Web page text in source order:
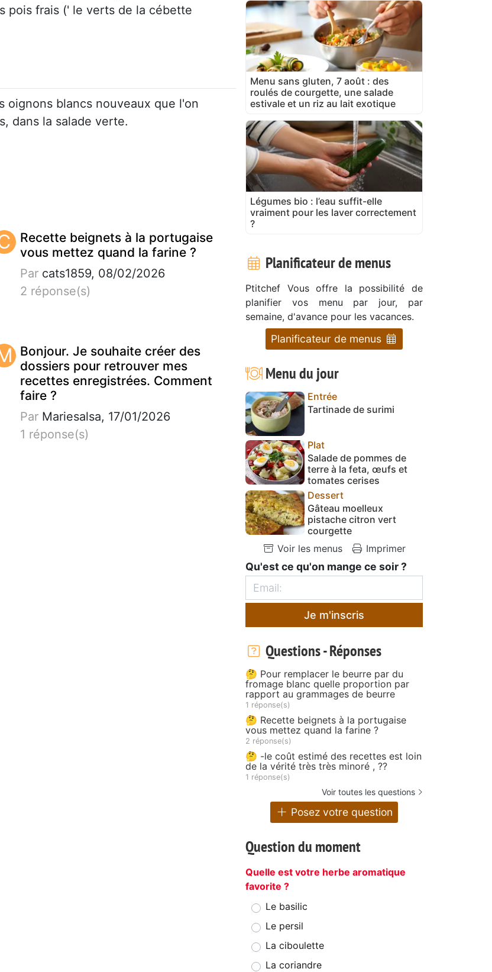
pois frais (' le verts de la cébette
oignons blancs nouveaux que l'on
dans la salade verte.
Recette beignets à la portugaise
vous mettez quand la farine ?
Parcats1859, 08/02/2026
2 réponse(s)
Bonjour. Je souhaite créer des
dossiers pour retrouver mes
recettes enregistrées. Comment
faire ?
ParMariesalsa, 17/01/2026
1 réponse(s)
Menu sans gluten, 7 août : des
roulés de courgette, une salade
estivale et un riz au lait exotique
Légumes bio : l’eau suffit-elle
vraiment pour les laver correctement
?
Planificateur de menus
Ptitchef Vous offre la possibilité de
planifier vos menu par jour, par
semaine, d'avance pour les vacances.
Planificateur de menus
Menu du jour
Entrée
Tartinade de surimi
Plat
Salade de pommes de
terre à la feta, œufs et
tomates cerises
Dessert
Gâteau moelleux
pistache citron vert
courgette
Voir les menus
Imprimer
Qu'est ce qu'on mange ce soir ?
Je m'inscris
Questions - Réponses
🤔 Pour remplacer le beurre par du
fromage blanc quelle proportion par
rapport au grammages de beurre
1 réponse(s)
🤔 Recette beignets à la portugaise
vous mettez quand la farine ?
2 réponse(s)
🤔 -le coût estimé des recettes est loin
de la vérité très très minoré , ??
1 réponse(s)
Voir toutes les questions
Posez votre question
Question du moment
Quelle est votre herbe aromatique
favorite ?
Le basilic
Le persil
La ciboulette
La coriandre